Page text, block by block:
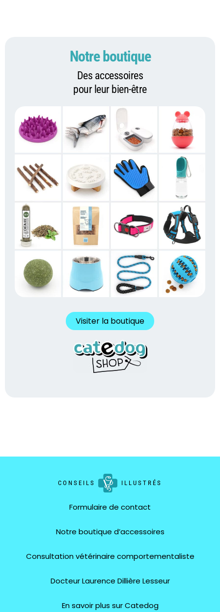
Notre boutique
Des accessoires
pour leur bien-être
Visiter la boutique
CONSEILS ILLUSTRÉS
Formulaire de contact
Notre boutique d’accessoires
Consultation vétérinaire comportementaliste
Docteur Laurence Dillière Lesseur
En savoir plus sur Catedog